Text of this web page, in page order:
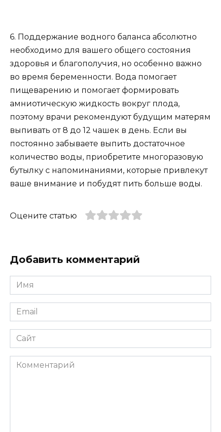
6. Поддержание водного баланса абсолютно
необходимо для вашего общего состояния
здоровья и благополучия, но особенно важно
во время беременности. Вода помогает
пищеварению и помогает формировать
амниотическую жидкость вокруг плода,
поэтому врачи рекомендуют будущим матерям
выпивать от 8 до 12 чашек в день. Если вы
постоянно забываете выпить достаточное
количество воды, приобретите многоразовую
бутылку с напоминаниями, которые привлекут
ваше внимание и побудят пить больше воды.
Оцените статью
Добавить комментарий
Имя
*
Email
*
Сайт
Комментарий